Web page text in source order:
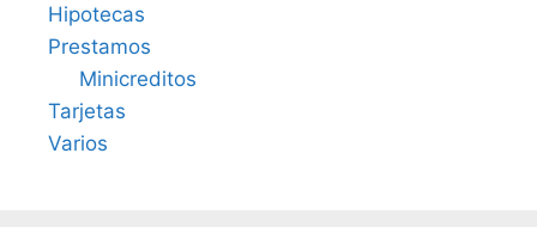
Hipotecas
Prestamos
Minicreditos
Tarjetas
Varios